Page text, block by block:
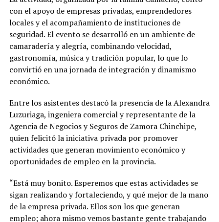
con el apoyo de empresas privadas, emprendedores
locales y el acompañamiento de instituciones de
seguridad. El evento se desarrolló en un ambiente de
camaradería y alegría, combinando velocidad,
gastronomía, música y tradición popular, lo que lo
convirtió en una jornada de integración y dinamismo
económico.
Entre los asistentes destacó la presencia de la Alexandra
Luzuriaga, ingeniera comercial y representante de la
Agencia de Negocios y Seguros de Zamora Chinchipe,
quien felicitó la iniciativa privada por promover
actividades que generan movimiento económico y
oportunidades de empleo en la provincia.
“Está muy bonito. Esperemos que estas actividades se
sigan realizando y fortaleciendo, y qué mejor de la mano
de la empresa privada. Ellos son los que generan
empleo; ahora mismo vemos bastante gente trabajando